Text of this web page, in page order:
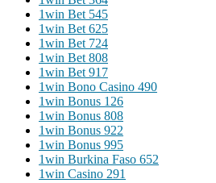
1win Bet 545
1win Bet 625
1win Bet 724
1win Bet 808
1win Bet 917
1win Bono Casino 490
1win Bonus 126
1win Bonus 808
1win Bonus 922
1win Bonus 995
1win Burkina Faso 652
1win Casino 291